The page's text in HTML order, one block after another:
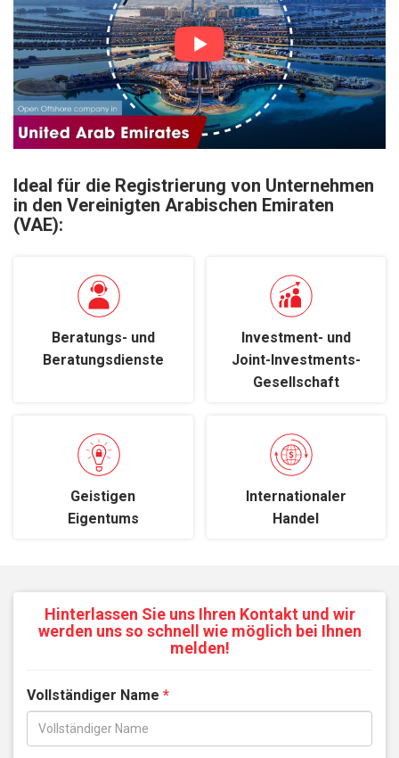
Ideal für die Registrierung von Unternehmen
in den Vereinigten Arabischen Emiraten
(VAE):
Beratungs- und
Beratungsdienste
Investment- und
Joint-Investments-
Gesellschaft
Geistigen
Eigentums
Internationaler
Handel
Hinterlassen Sie uns Ihren Kontakt und wir
werden uns so schnell wie möglich bei Ihnen
melden!
Vollständiger Name *